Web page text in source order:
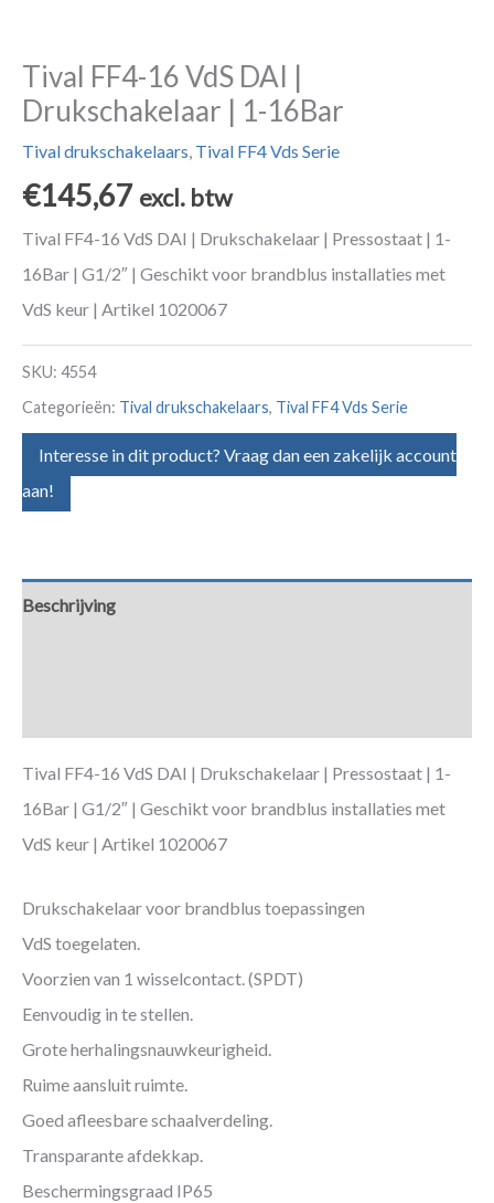
Tival FF4-16 VdS DAI |
Drukschakelaar | 1-16Bar
Tival drukschakelaars, Tival FF4 Vds Serie
€145,67 excl. btw
Tival FF4-16 VdS DAI | Drukschakelaar | Pressostaat | 1-
16Bar | G1/2″ | Geschikt voor brandblus installaties met
VdS keur | Artikel 1020067
SKU: 4554
Categorieën: Tival drukschakelaars, Tival FF4 Vds Serie
Interesse in dit product? Vraag dan een zakelijk account
aan!
Beschrijving
Tival FF4-16 VdS DAI | Drukschakelaar | Pressostaat | 1-
16Bar | G1/2″ | Geschikt voor brandblus installaties met
VdS keur | Artikel 1020067
Drukschakelaar voor brandblus toepassingen
VdS toegelaten.
Voorzien van 1 wisselcontact. (SPDT)
Eenvoudig in te stellen.
Grote herhalingsnauwkeurigheid.
Ruime aansluit ruimte.
Goed afleesbare schaalverdeling.
Transparante afdekkap.
Beschermingsgraad IP65